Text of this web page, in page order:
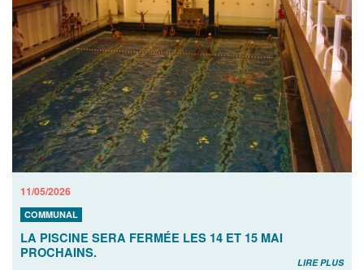
11/05/2026
COMMUNAL
LA PISCINE SERA FERMÉE LES 14 ET 15 MAI
PROCHAINS.
LIRE PLUS